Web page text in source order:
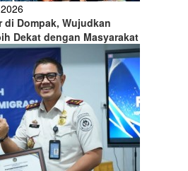
di Dompak, Wujudkan
Dekat dengan Masyarakat